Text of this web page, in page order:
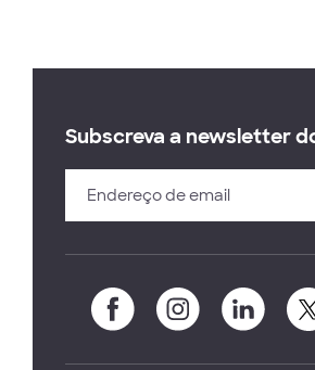
Subscreva a newsletter